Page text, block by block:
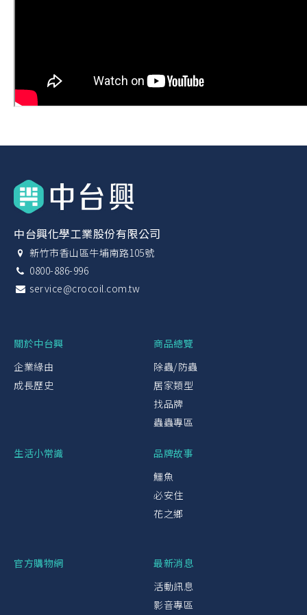
中台興化學工業股份有限公司
新竹市香山區牛埔南路105號
0800-886-996
service@crocoil.com.tw
關於中台興
企業緣由
成長歷史
商品總覽
除蟲/防蟲
居家類型
找品牌
蟲蟲專區
生活小常識
品牌故事
鱷魚
必安住
花之鄉
官方購物網
最新消息
活動訊息
影音專區